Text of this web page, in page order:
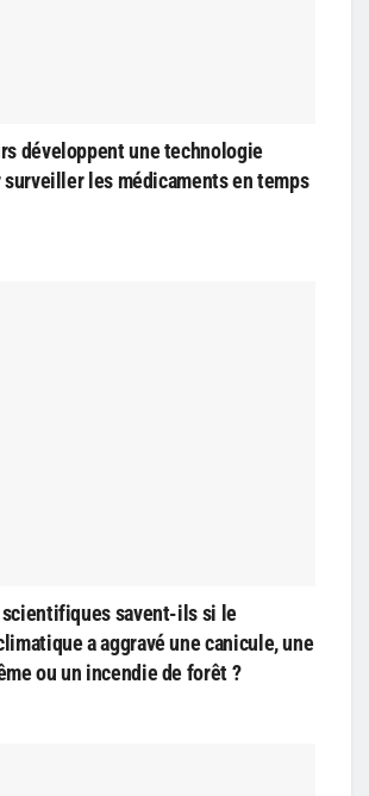
développent une technologie
les médicaments en temps
scientifiques savent-ils si le
a aggravé une canicule, une
ou un incendie de forêt ?